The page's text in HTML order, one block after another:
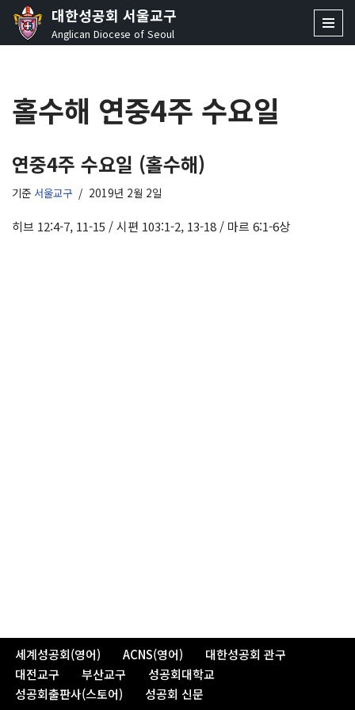
콘
로
건
뛰
기
대한성공회 서울교구
Anglican Diocese of Seoul
홀수해 연중4주 수요일
연중4주 수요일 (홀수해)
기준 서울교구 2019년 2월 2일
히브 12:4-7, 11-15 / 시편 103:1-2, 13-18 / 마르 6:1-6상
세계성공회(영어) ACNS(영어)
대한성공회 관구
대전교구
부산교구
성공회대학교
성공회출판사(스토어)
성공회 신문